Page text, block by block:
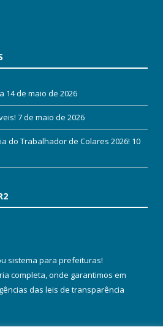
14 de maio de 2026
7 de maio de 2026
do Trabalhador de Colares 2026! 10
sistema para prefeituras!
completa, onde garantimos em
das leis de transparência